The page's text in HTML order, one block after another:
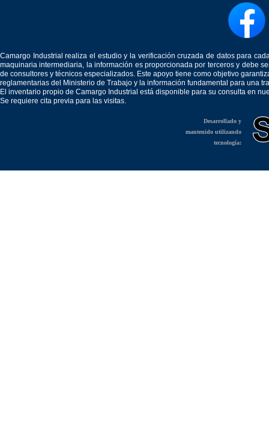
Camargo Industrial realiza el estudio y la verificación cruzada de datos para
maquinaria intermediaria, la información es proporcionada por terceros y debe
de consultores y técnicos especializados. Este apoyo tiene como objetivo
reglamentarias del Ministerio de Trabajo y la información fundamental para una
El inventario propio de Camargo Industrial está disponible para su consulta en
Se requiere cita previa para las visitas.
Desarrollado y
mantenido utilizando
tecnología: